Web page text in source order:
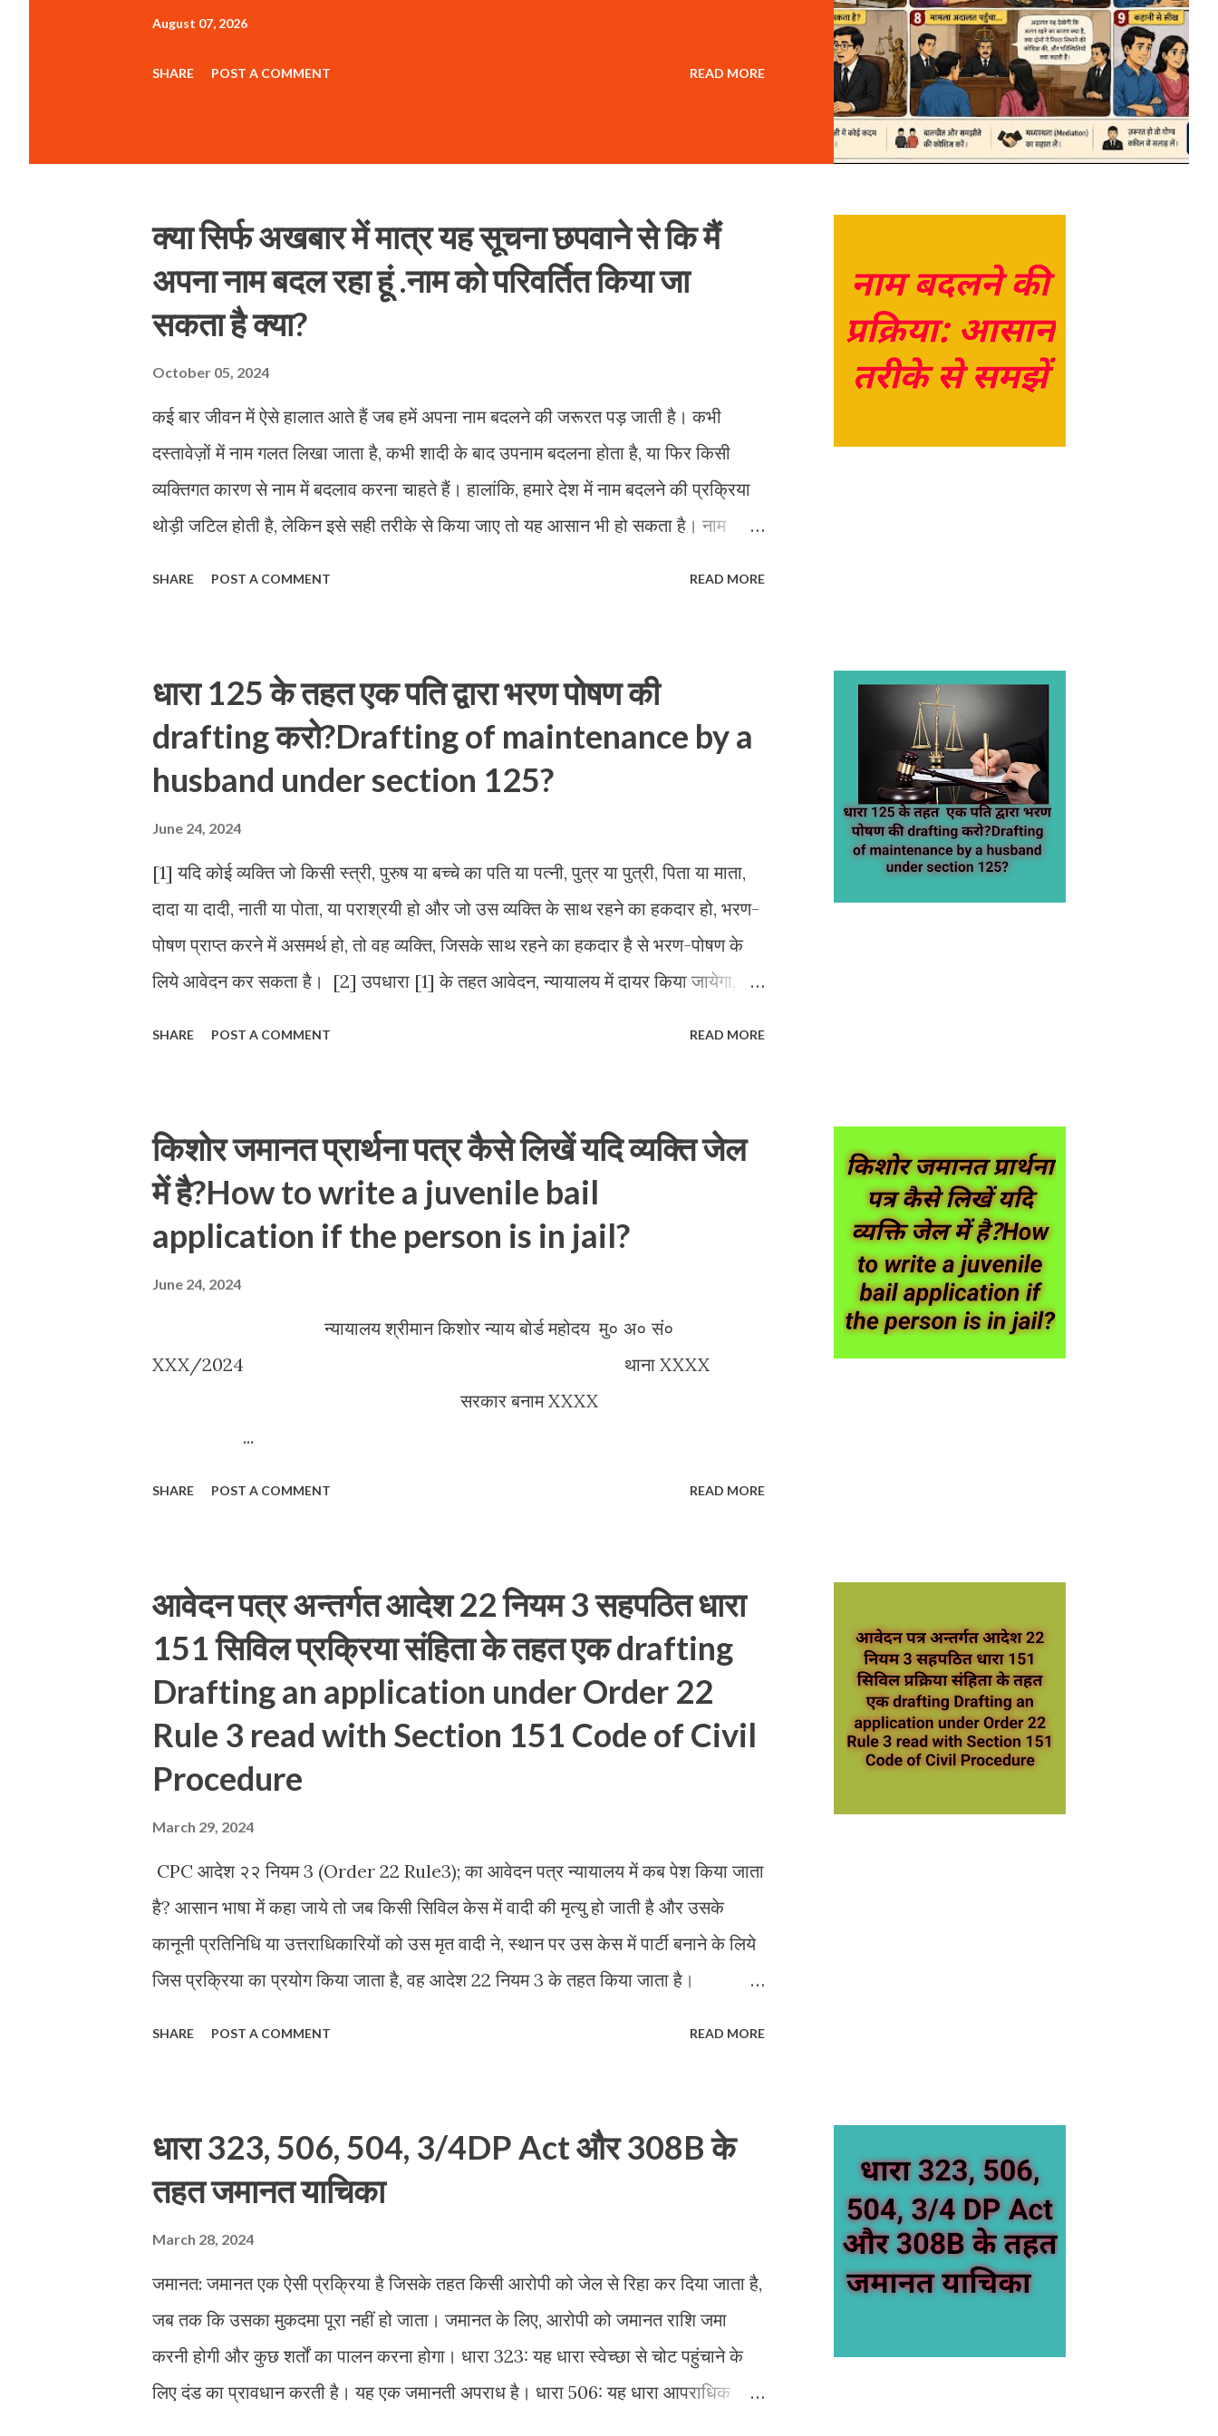
August 07, 2026
SHARE POST A COMMENT READ MORE
क्या सिर्फ अखबार में मात्र यह सूचना छपवाने से कि मैं
अपना नाम बदल रहा हूं .नाम को परिवर्तित किया जा
सकता है क्या?
October 05, 2024
कई बार जीवन में ऐसे हालात आते हैं जब हमें अपना नाम बदलने की जरूरत पड़ जाती है। कभी
दस्तावेज़ों में नाम गलत लिखा जाता है, कभी शादी के बाद उपनाम बदलना होता है, या फिर किसी
व्यक्तिगत कारण से नाम में बदलाव करना चाहते हैं। हालांकि, हमारे देश में नाम बदलने की प्रक्रिया
थोड़ी जटिल होती है, लेकिन इसे सही तरीके से किया जाए तो यह आसान भी हो सकता है। नाम
धार्मिक या व्यक्तिगत कारण:→ कभी-कभी लोग अपने धार्मिक विश्वासों या व्यक्तिगत कारणों से अपना
नाम बदलना चाहते हैं। 4. सार्वजनिक पहचान:→ कुछ लोग अपनी पहचान में बदलाव के लिए या
करियर के लिए भी नाम बदलते हैं, जैसे अभिनेता या लेखक। नाम बदलने की कानूनी प्रक्रिया→
भारत में कानूनी रूप से नाम बदलने के लिए गजट नोटिफिकेशन की प्रक्रिया अनिवार्य होती है। यह
SHARE POST A COMMENT READ MORE
धारा 125 के तहत एक पति द्वारा भरण पोषण की
drafting करो?Drafting of maintenance by a
husband under section 125?
June 24, 2024
[1] यदि कोई व्यक्ति जो किसी स्त्री, पुरुष या बच्चे का पति या पत्नी, पुत्र या पुत्री, पिता या माता,
दादा या दादी, नाती या पोता, या पराश्रयी हो और जो उस व्यक्ति के साथ रहने का हकदार हो, भरण-
पोषण प्राप्त करने में असमर्थ हो, तो वह व्यक्ति, जिसके साथ रहने का हकदार है से भरण-पोषण के
लिये आवेदन कर सकता है। [2] उपधारा [1] के तहत आवेदन, न्यायालय में दायर किया जायेगा,
पोषण के लिये एक उचित राशि का भुगतान करने का आदेश दे सकता है। [4] न्यायालय, आदेश में
भरण-पोषण की राशि, भुगतान की विधि और समय और अन्य आवश्यक शर्ते निर्धारित करेगा। [5]
न्यायालय समय-समय पर आदेश की समीक्षा कर सकता है और यदि आवश्यक हो तो इसमें संशोधन
कर सकता है। स्पष्टीकरण : [a] "स्त्री शब्द में विधवा स्त्री भी भरण-पोषण प्राप्त करने ...
SHARE POST A COMMENT READ MORE
किशोर जमानत प्रार्थना पत्र कैसे लिखें यदि व्यक्ति जेल
में है?How to write a juvenile bail
application if the person is in jail?
June 24, 2024
न्यायालय श्रीमान किशोर न्याय बोर्ड महोदय मु० अ० सं०
XXX/2024 थाना XXXX
सरकार बनाम XXXX
...
SHARE POST A COMMENT READ MORE
आवेदन पत्र अन्तर्गत आदेश 22 नियम 3 सहपठित धारा
151 सिविल प्रक्रिया संहिता के तहत एक drafting
Drafting an application under Order 22
Rule 3 read with Section 151 Code of Civil
Procedure
March 29, 2024
CPC आदेश २२ नियम 3 (Order 22 Rule3); का आवेदन पत्र न्यायालय में कब पेश किया जाता
है? आसान भाषा में कहा जाये तो जब किसी सिविल केस में वादी की मृत्यु हो जाती है और उसके
कानूनी प्रतिनिधि या उत्तराधिकारियों को उस मृत वादी ने, स्थान पर उस केस में पार्टी बनाने के लिये
जिस प्रक्रिया का प्रयोग किया जाता है, वह आदेश 22 नियम 3 के तहत किया जाता है।
समाप्त हो गयी है तो न्यायालय को उचित कारण बताते हुये विलम्ब के लिये माफी मांगनी होगी।
आवेदन में क्या शामिल होना चाहिये:- • मृतक पक्ष का नाम और मृत्यु की तारीख कानूनी प्रतिनिधि
का नाम और पता • मुकदमें का विवरण • अन्य आवश्यक दस्तावेज न्यायालय द्वारा आवेदन पर
विचार ...
SHARE POST A COMMENT READ MORE
धारा 323, 506, 504, 3/4DP Act और 308B के
तहत जमानत याचिका
March 28, 2024
जमानत: जमानत एक ऐसी प्रक्रिया है जिसके तहत किसी आरोपी को जेल से रिहा कर दिया जाता है,
जब तक कि उसका मुकदमा पूरा नहीं हो जाता। जमानत के लिए, आरोपी को जमानत राशि जमा
करनी होगी और कुछ शर्तों का पालन करना होगा। धारा 323: यह धारा स्वेच्छा से चोट पहुंचाने के
लिए दंड का प्रावधान करती है। यह एक जमानती अपराध है। धारा 506: यह धारा आपराधिक